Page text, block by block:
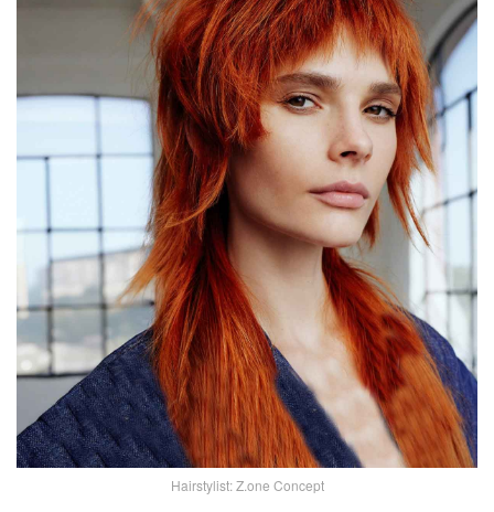
Hairstylist: Z.one Concept